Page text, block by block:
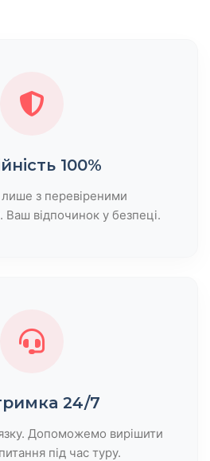
100%
з перевіреними
відпочинок у безпеці.
24/7
Допоможемо вирішити
під час туру.